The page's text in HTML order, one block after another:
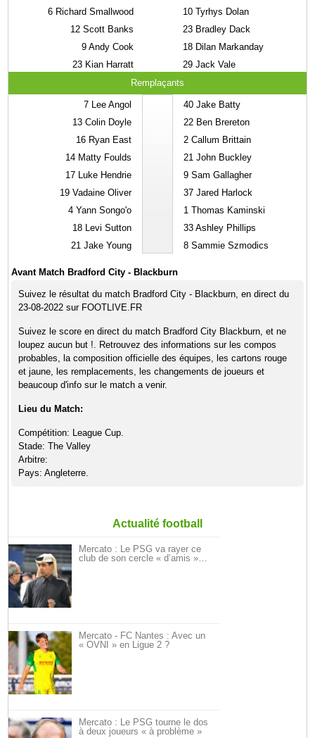
6 Richard Smallwood
12 Scott Banks
9 Andy Cook
23 Kian Harratt
10 Tyrhys Dolan
23 Bradley Dack
18 Dilan Markanday
29 Jack Vale
Remplaçants
7 Lee Angol
13 Colin Doyle
16 Ryan East
14 Matty Foulds
17 Luke Hendrie
19 Vadaine Oliver
4 Yann Songo'o
18 Levi Sutton
21 Jake Young
40 Jake Batty
22 Ben Brereton
2 Callum Brittain
21 John Buckley
9 Sam Gallagher
37 Jared Harlock
1 Thomas Kaminski
33 Ashley Phillips
8 Sammie Szmodics
Avant Match Bradford City - Blackburn
Suivez le résultat du match Bradford City - Blackburn, en direct du
23-08-2022 sur FOOTLIVE.FR
Suivez le score en direct du match Bradford City Blackburn, et ne
loupez aucun but !. Retrouvez des informations sur les compos
probables, la composition officielle des équipes, les cartons rouge
et jaune, les remplacements, les changements de joueurs et
beaucoup d'info sur le match a venir.
Lieu du Match:
Compétition: League Cup.
Stade: The Valley
Arbitre:
Pays: Angleterre.
Actualité football
Mercato : Le PSG va rayer ce
club de son cercle « d’amis »…
Mercato - FC Nantes : Avec un
« OVNI » en Ligue 2 ?
Mercato : Le PSG tourne le dos
à deux joueurs « à problème »